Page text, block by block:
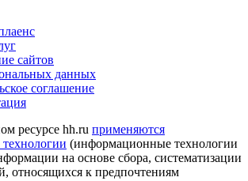
сайтов
данных
соглашение
ресурсе hh.ru применяются
(информационные технологии
на основе сбора, систематизации
относящихся к предпочтениям